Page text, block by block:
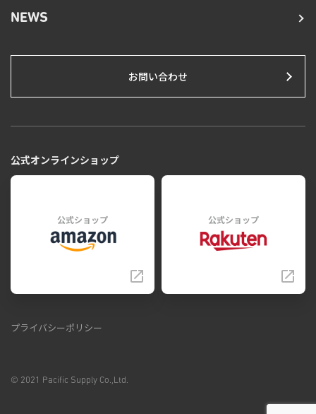
NEWS
お問い合わせ
公式オンラインショップ
公式ショップ 公式ショップ
プライバシーポリシー
© 2021 Pacific Supply Co.,Ltd.